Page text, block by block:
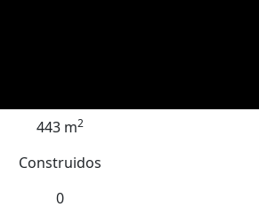
443 m2
Construidos
0